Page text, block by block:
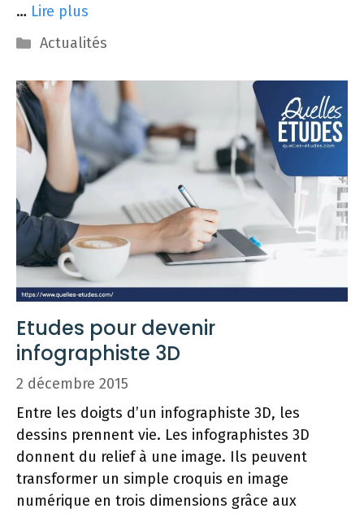
… Lire plus
Catégories
Actualités
Etudes pour devenir
infographiste 3D
2 décembre 2015
Entre les doigts d’un infographiste 3D, les
dessins prennent vie. Les infographistes 3D
donnent du relief à une image. Ils peuvent
transformer un simple croquis en image
numérique en trois dimensions grâce aux